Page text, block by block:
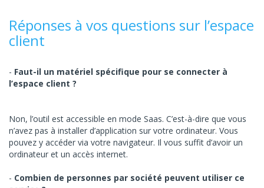
Réponses à vos questions sur l’espace
client
Faut-il un matériel spécifique pour se connecter à
l’espace client ?
Non, l’outil est accessible en mode Saas. C’est-à-dire que vous
n’avez pas à installer d’application sur votre ordinateur. Vous
pouvez y accéder via votre navigateur. Il vous suffit d’avoir un
ordinateur et un accès internet.
Combien de personnes par société peuvent utiliser ce